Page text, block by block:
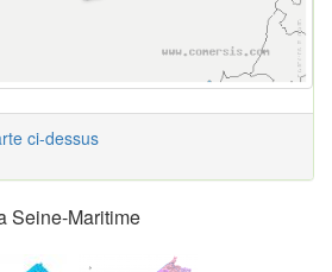
ci-dessus
Seine-Maritime